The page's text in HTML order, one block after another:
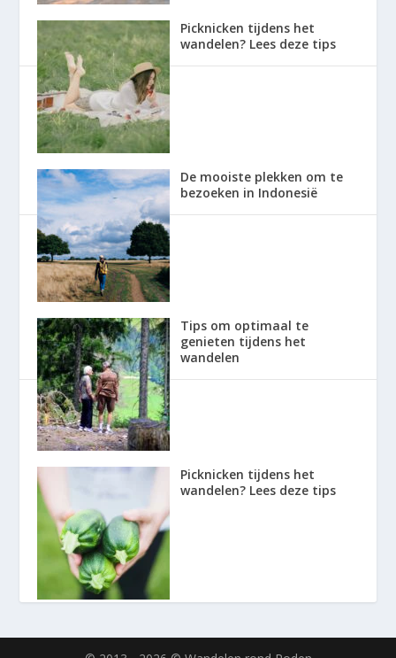
Picknicken tijdens het
wandelen? Lees deze tips
De mooiste plekken om te
bezoeken in Indonesië
Tips om optimaal te
genieten tijdens het
wandelen
Picknicken tijdens het
wandelen? Lees deze tips